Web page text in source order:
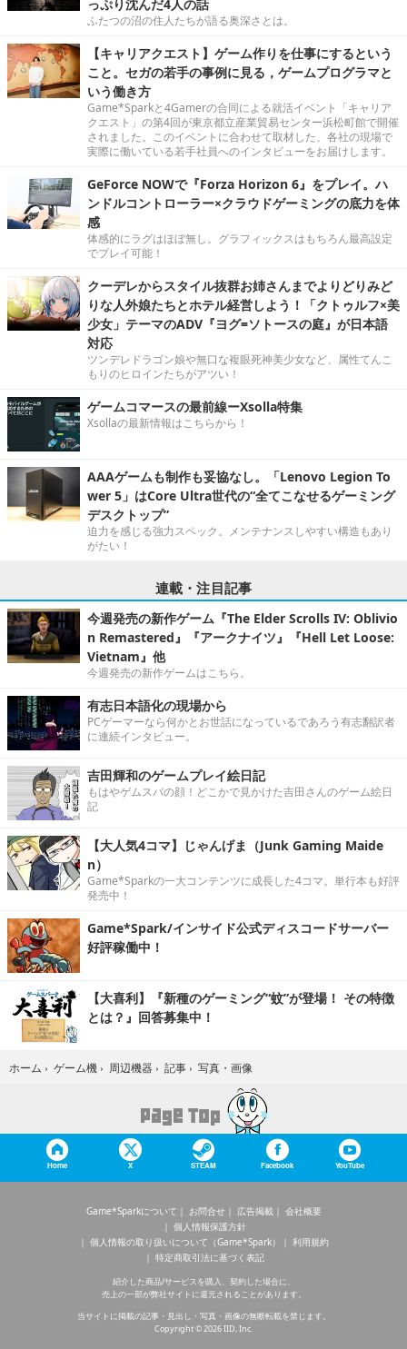
っぷり沈んだ4人の話
ふたつの沼の住人たちが語る奥深さとは。
【キャリアクエスト】ゲーム作りを仕事にするという
こと。セガの若手の事例に見る，ゲームプログラマと
いう働き方
Game*Sparkと4Gamerの合同による就活イベント「キャリア
クエスト」の第4回が東京都立産業貿易センター浜松町館で開催
されました。このイベントに合わせて取材した、各社の現場で
実際に働いている若手社員へのインタビューをお届けします。
GeForce NOWで『Forza Horizon 6』をプレイ。ハ
ンドルコントローラー×クラウドゲーミングの底力を体
感
体感的にラグはほぼ無し。グラフィックスはもちろん最高設定
でプレイ可能！
クーデレからスタイル抜群お姉さんまでよりどりみど
りな人外娘たちとホテル経営しよう！「クトゥルフ×美
少女」テーマのADV『ヨグ=ソトースの庭』が日本語
対応
ツンデレドラゴン娘や無口な複眼死神美少女など、属性てんこ
もりのヒロインたちがアツい！
ゲームコマースの最前線ーXsolla特集
Xsollaの最新情報はこちらから！
AAAゲームも制作も妥協なし。「Lenovo Legion To
wer 5」はCore Ultra世代の“全てこなせるゲーミング
デスクトップ”
迫力を感じる強力スペック。メンテナンスしやすい構造もあり
がたい！
連載・注目記事
今週発売の新作ゲーム『The Elder Scrolls IV: Oblivio
n Remastered』『アークナイツ』『Hell Let Loose:
Vietnam』他
今週発売の新作ゲームはこちら。
有志日本語化の現場から
PCゲーマーなら何かとお世話になっているであろう有志翻訳者
に連続インタビュー。
吉田輝和のゲームプレイ絵日記
もはやゲムスパの顔！どこかで見かけた吉田さんのゲーム絵日
記
【大人気4コマ】じゃんげま（Junk Gaming Maide
n）
Game*Sparkの一大コンテンツに成長した4コマ。単行本も好評
発売中！
Game*Spark/インサイド公式ディスコードサーバー
好評稼働中！
【大喜利】『新種のゲーミング“蚊”が登場！ その特徴
とは？』回答募集中！
ホーム › ゲーム機 › 周辺機器 › 記事 › 写真・画像
Home X STEAM Facebook YouTube
Game*Sparkについて お問合せ 広告掲載
会社概要
個人情報保護方針
個人情報の取り扱いについて（Game*Spark）
利用規約
特定商取引法に基づく表記
紹介した商品/サービスを購入、契約した場合に、
売上の一部が弊社サイトに還元されることがあります。
当サイトに掲載の記事・見出し・写真・画像の無断転載を禁じます。
Copyright © 2026 IID, Inc.